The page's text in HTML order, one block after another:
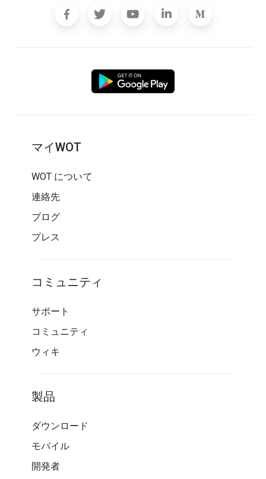
マイWOT
WOT について
連絡先
ブログ
プレス
コミュニティ
サポート
コミュニティ
ウィキ
製品
ダウンロード
モバイル
開発者